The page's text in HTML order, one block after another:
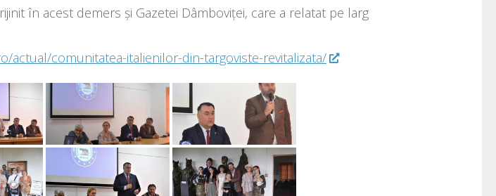
în acest demers și Gazetei Dâmboviței, care a relatat pe larg
actual/comunitatea-italienilor-din-targoviste-revitalizata/